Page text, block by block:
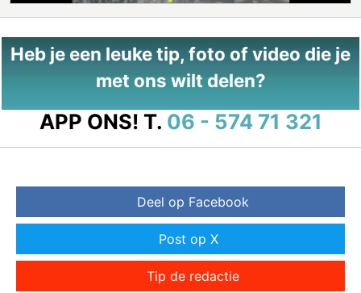
Heb je een leuke tip, foto of video die je
met ons wilt delen?
APP ONS! T. 06 - 574 71 321
Deel op Facebook
Post op X
Tip de redactie